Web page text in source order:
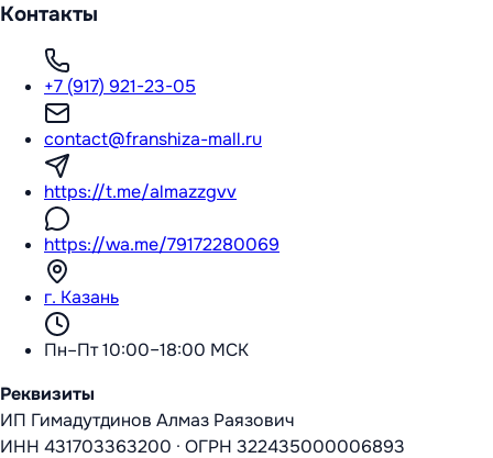
Контакты
+7 (917) 921-23-05
contact@franshiza-mall.ru
https://t.me/almazzgvv
https://wa.me/79172280069
г. Казань
Пн–Пт 10:00–18:00 МСК
Реквизиты
ИП Гимадутдинов Алмаз Раязович
ИНН 431703363200 · ОГРН 322435000006893